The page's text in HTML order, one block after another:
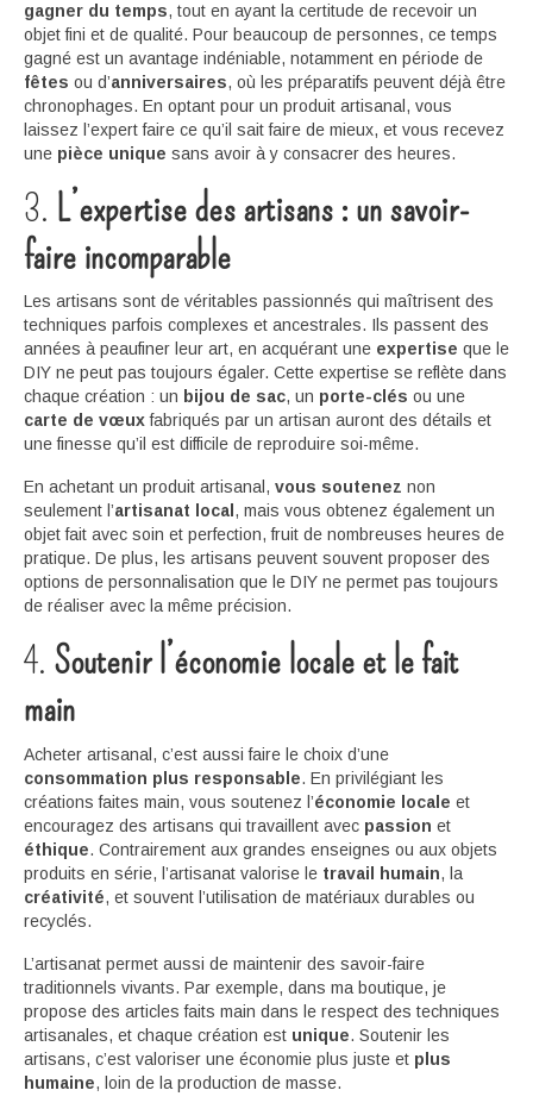
gagner du temps, tout en ayant la certitude de recevoir un
objet fini et de qualité. Pour beaucoup de personnes, ce temps
gagné est un avantage indéniable, notamment en période de
fêtes ou d’anniversaires, où les préparatifs peuvent déjà être
chronophages. En optant pour un produit artisanal, vous
laissez l’expert faire ce qu’il sait faire de mieux, et vous recevez
une pièce unique sans avoir à y consacrer des heures.
3. L’expertise des artisans : un savoir-
faire incomparable
Les artisans sont de véritables passionnés qui maîtrisent des
techniques parfois complexes et ancestrales. Ils passent des
années à peaufiner leur art, en acquérant une expertise que le
DIY ne peut pas toujours égaler. Cette expertise se reflète dans
chaque création : un bijou de sac, un porte-clés ou une
carte de vœuxfabriqués par un artisan auront des détails et
une finesse qu’il est difficile de reproduire soi-même.
En achetant un produit artisanal, vous soutenez non
seulement l’artisanat local , mais vous obtenez également un
objet fait avec soin et perfection, fruit de nombreuses heures de
pratique. De plus, les artisans peuvent souvent proposer des
options de personnalisation que le DIY ne permet pas toujours
de réaliser avec la même précision.
4. Soutenir l’économie locale et le fait
main
Acheter artisanal, c’est aussi faire le choix d’une
consommation plus responsable. En privilégiant les
créations faites main, vous soutenez l’économie locale et
encouragez des artisans qui travaillent avec passion et
éthique. Contrairement aux grandes enseignes ou aux objets
produits en série, l’artisanat valorise le travail humain, la
créativité, et souvent l’utilisation de matériaux durables ou
recyclés.
L’artisanat permet aussi de maintenir des savoir-faire
traditionnels vivants. Par exemple, dans ma boutique, je
propose des articles faits main dans le respect des techniques
artisanales, et chaque création est unique. Soutenir les
artisans, c’est valoriser une économie plus juste et plus
humaine, loin de la production de masse.